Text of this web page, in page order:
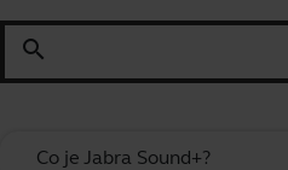
search
Co je Jabra Sound+?